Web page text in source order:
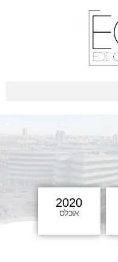
אוכלס
2020